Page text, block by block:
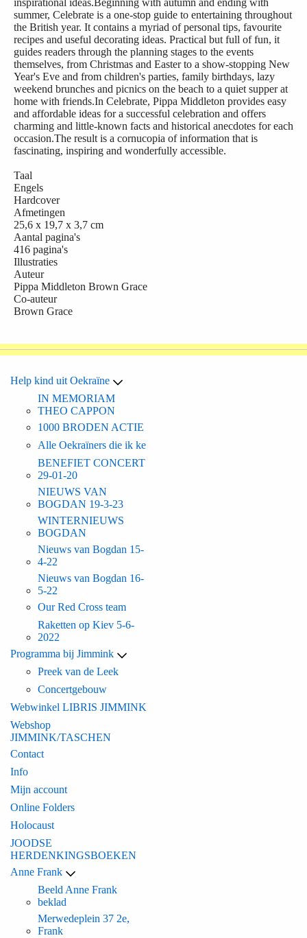
inspirational ideas.Beginning with autumn and ending with
summer, Celebrate is a one-stop guide to entertaining throughout
the British year. It contains a myriad of personal tips, favourite
recipes and useful decorating ideas. Practical but full of fun, it
guides readers through the planning stages to the events
themselves, from Christmas and Easter to a show-stopping New
Year's Eve and from children's parties, family birthdays, lazy
weekend brunches and picnics on the beach to a quiet supper at
home with friends.In Celebrate, Pippa Middleton provides easy
and affordable ideas for a successful celebration and offers
charming and little-known facts and historical anecdotes for each
occasion.The result is a cornucopia of information that is
fascinating, inspiring and wonderfully accessible.
Taal
Engels
Hardcover
Afmetingen
25,6 x 19,7 x 3,7 cm
Aantal pagina's
416 pagina's
Illustraties
Auteur
Pippa Middleton Brown Grace
Co-auteur
Brown Grace
Help kind uit Oekraïne
IN MEMORIAM
THEO CAPPON
1000 BRODEN ACTIE
Alle Oekraïners die ik ke
BENEFIET CONCERT
29-01-20
NIEUWS VAN
BOGDAN 19-3-23
WINTERNIEUWS
BOGDAN
Nieuws van Bogdan 15-
4-22
Nieuws van Bogdan 16-
5-22
Our Red Cross team
Raketten op Kiev 5-6-
2022
Programma bij Jimmink
Preek van de Leek
Concertgebouw
Webwinkel LIBRIS JIMMINK
Webshop
JIMMINK/TASCHEN
Contact
Info
Mijn account
Online Folders
Holocaust
JOODSE
HERDENKINGSBOEKEN
Anne Frank
Beeld Anne Frank
beklad
Merwedeplein 37 2e,
Frank